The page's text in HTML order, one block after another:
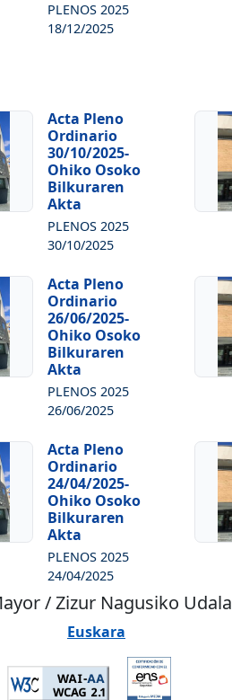
PLENOS 2025
18/12/2025
Acta Pleno
Ordinario
30/10/2025-
Ohiko Osoko
Bilkuraren
Akta
PLENOS 2025
30/10/2025
Acta Pleno
Ordinario
26/06/2025-
Ohiko Osoko
Bilkuraren
Akta
PLENOS 2025
26/06/2025
Acta Pleno
Ordinario
24/04/2025-
Ohiko Osoko
Bilkuraren
Akta
PLENOS 2025
24/04/2025
/ Zizur Nagusiko Udala
Euskara